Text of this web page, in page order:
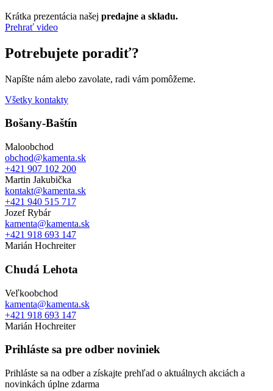
Krátka prezentácia našej predajne a skladu.
Prehrať video
Potrebujete poradiť?
Napíšte nám alebo zavolate, radi vám pomôžeme.
Všetky kontakty
Bošany-Baštín
Maloobchod
obchod@kamenta.sk
+421 907 102 200
Martin Jakubička
kontakt@kamenta.sk
+421 940 515 717
Jozef Rybár
kamenta@kamenta.sk
+421 918 693 147
Marián Hochreiter
Chudá Lehota
Veľkoobchod
kamenta@kamenta.sk
+421 918 693 147
Marián Hochreiter
Prihláste sa pre odber noviniek
Prihláste sa na odber a získajte prehľad o aktuálnych akciách a
novinkách úplne zdarma